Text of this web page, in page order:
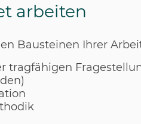
arbeiten
Bausteinen Ihrer
tragfähigen